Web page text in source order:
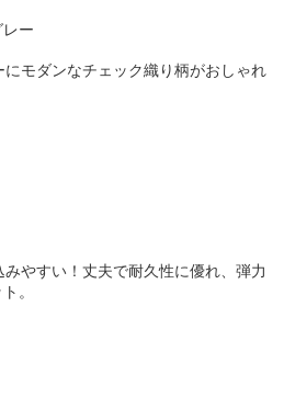
にモダンなチェック織り柄がおしゃれ
みやすい！丈夫で耐久性に優れ、弾力
。